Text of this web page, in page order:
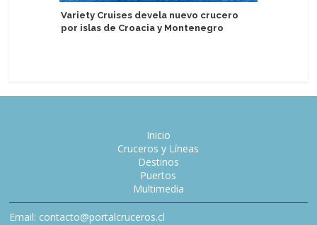
Variety Cruises devela nuevo crucero
por islas de Croacia y Montenegro
Inicio
Cruceros y Líneas
Destinos
Puertos
Multimedia
Email: contacto@portalcruceros.cl